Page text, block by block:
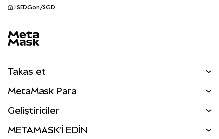
SEDGon/SGD
Takas et
Perps
RWA'lar
MetaMask Para
Geliştiriciler
METAMASK'İ EDİN